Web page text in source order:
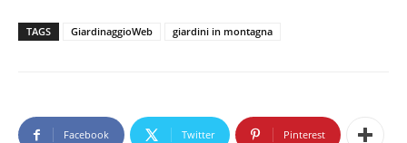
TAGS GiardinaggioWeb giardini in montagna
Facebook Twitter Pinterest